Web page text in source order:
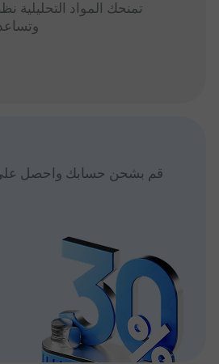
تمنحك المواد التحليلية